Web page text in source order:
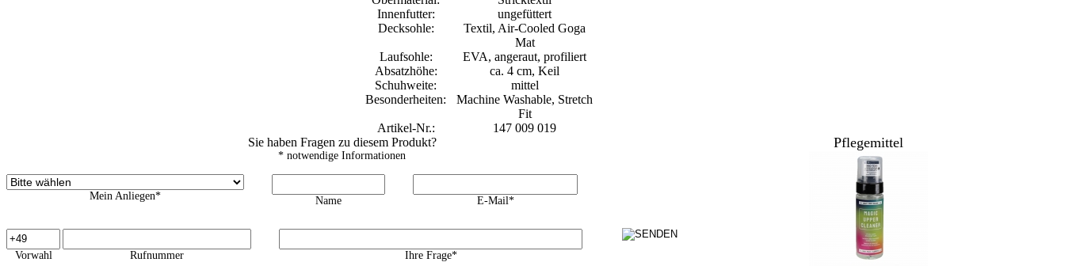
Innenfutter:
ungefüttert
Decksohle:
Textil, Air-Cooled Goga
Mat
Laufsohle:
EVA, angeraut, profiliert
Absatzhöhe:
ca. 4 cm, Keil
Schuhweite:
mittel
Besonderheiten:
Machine Washable, Stretch
Fit
Artikel-Nr.:
147 009 019
Sie haben Fragen zu diesem Produkt?
* notwendige Informationen
Mein Anliegen* Name E-Mail*
Vorwahl Rufnummer Ihre Frage*
Pflegemittel